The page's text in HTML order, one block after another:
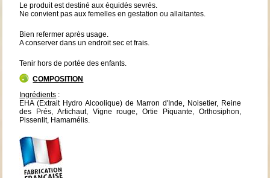
Le produit est destiné aux équidés sevrés.
Ne convient pas aux femelles en gestation ou allaitantes.
Bien refermer après usage.
A conserver dans un endroit sec et frais.
Tenir hors de portée des enfants.
COMPOSITION
Ingrédients :
EHA (Extrait Hydro Alcoolique) de Marron d'Inde, Noisetier, Reine
des Prés, Artichaut, Vigne rouge, Ortie Piquante, Orthosiphon,
Pissenlit, Hamamélis.